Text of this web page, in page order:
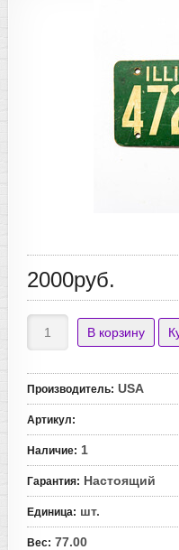
2000руб.
Производитель: USA
Артикул:
Наличие: 1
Гарантия: Настоящий
Единица: шт.
Вес: 77.00